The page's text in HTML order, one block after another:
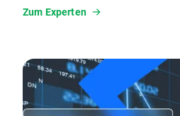
Zum Experten